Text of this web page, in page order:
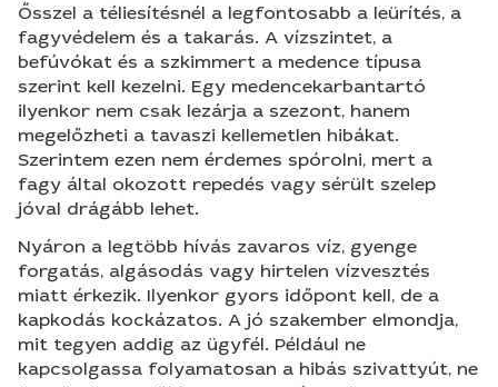
Ősszel a téliesítésnél a legfontosabb a leürítés, a
fagyvédelem és a takarás. A vízszintet, a
befúvókat és a szkimmert a medence típusa
szerint kell kezelni. Egy medencekarbantartó
ilyenkor nem csak lezárja a szezont, hanem
megelőzheti a tavaszi kellemetlen hibákat.
Szerintem ezen nem érdemes spórolni, mert a
fagy által okozott repedés vagy sérült szelep
jóval drágább lehet.
Nyáron a legtöbb hívás zavaros víz, gyenge
forgatás, algásodás vagy hirtelen vízvesztés
miatt érkezik. Ilyenkor gyors időpont kell, de a
kapkodás kockázatos. A jó szakember elmondja,
mit tegyen addig az ügyfél. Például ne
kapcsolgassa folyamatosan a hibás szivattyút, ne